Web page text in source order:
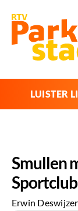
LUISTER
Smullen
Erwin